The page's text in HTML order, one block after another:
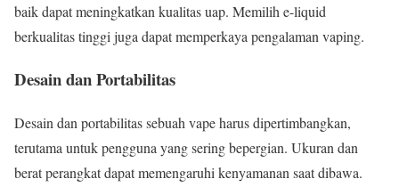
baik dapat meningkatkan kualitas uap. Memilih e-liquid
berkualitas tinggi juga dapat memperkaya pengalaman vaping.
Desain dan Portabilitas
Desain dan portabilitas sebuah vape harus dipertimbangkan,
terutama untuk pengguna yang sering bepergian. Ukuran dan
berat perangkat dapat memengaruhi kenyamanan saat dibawa.